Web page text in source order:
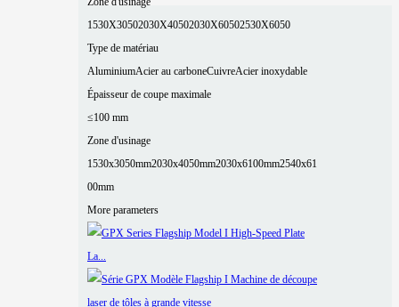
1530X30502030X40502030X60502530X6050
Type de matériau
AluminiumAcier au carboneCuivreAcier inoxydable
Épaisseur de coupe maximale
≤100 mm
Zone d'usinage
1530x3050mm2030x4050mm2030x6100mm2540x61
00mm
More parameters